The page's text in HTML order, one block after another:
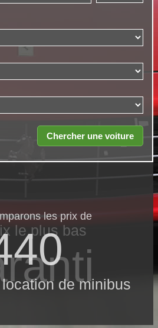
les prix de
de minibus
le​ plus bas